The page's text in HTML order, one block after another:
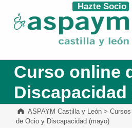
ASPAYM Castilla y León
Hazte Socio
Curso online
Discapacidad
ASPAYM Castilla y León>
de Ocio y Discapacidad (mayo)